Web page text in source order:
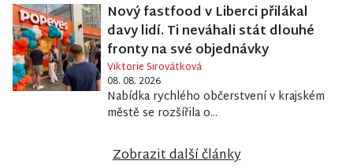
Nový fastfood v Liberci přilákal
davy lidí. Ti neváhali stát dlouhé
fronty na své objednávky
Viktorie Sirovátková
08. 08. 2026
Nabídka rychlého občerstvení v krajském
městě se rozšířila o...
Zobrazit další články